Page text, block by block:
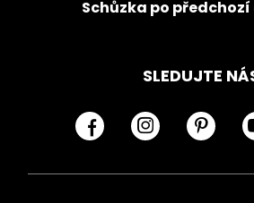
Schůzka po
SLEDUJTE